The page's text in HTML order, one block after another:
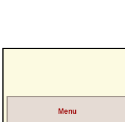
Menu